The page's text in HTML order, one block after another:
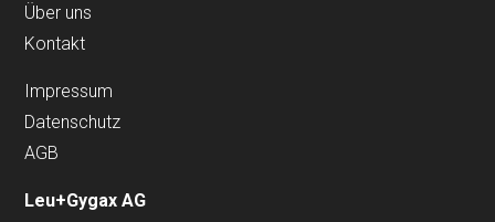
Über uns
Kontakt
Impressum
Datenschutz
AGB
Leu+Gygax AG